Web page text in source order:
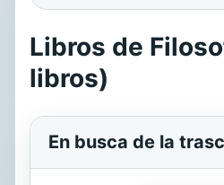
Libros de
libros)
En busca de la